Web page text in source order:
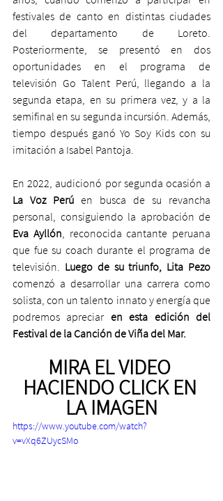
festivales de canto en distintas ciudades
del departamento de Loreto.
Posteriormente, se presentó en dos
oportunidades en el programa de
televisión Go Talent Perú, llegando a la
segunda etapa, en su primera vez, y a la
semifinal en su segunda incursión. Además,
tiempo después ganó Yo Soy Kids con su
imitación a Isabel Pantoja.
La Voz Perú en busca de su revancha
Eva Ayllón, reconocida cantante peruana
que fue su coach durante el programa de
televisión.
comenzó a desarrollar una carrera como
solista, con un talento innato y energía que
podremos apreciar en esta edición del
Festival de la Canción de Viña del Mar.
MIRA EL VIDEO
HACIENDO CLICK EN
LA IMAGEN
https://www.youtube.com/watch?
v=vXq6ZUycSMo